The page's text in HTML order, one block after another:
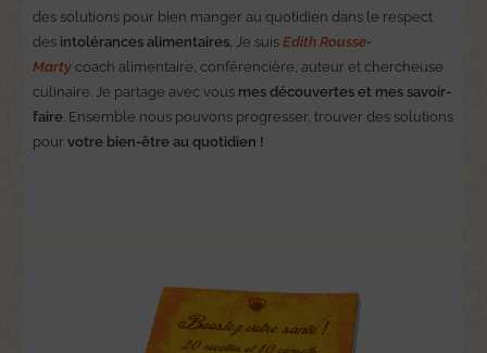
des solutions pour bien manger au quotidien dans le respect
des intolérances alimentaires. Je suisEdith Rousse-
Marty coach alimentaire, conférencière, auteur et chercheuse
culinaire. Je partage avec vous mes découvertes et mes savoir-
faire. Ensemble nous pouvons progresser, trouver des solutions
pour votre bien-être au quotidien !